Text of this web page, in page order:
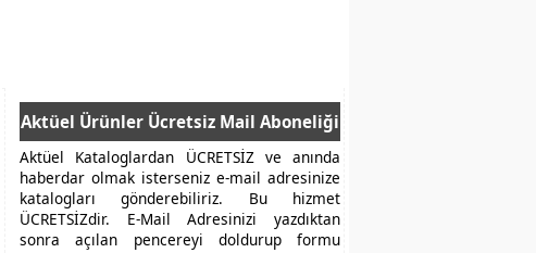
Aktüel Ürünler Ücretsiz Mail Aboneliği
Aktüel Kataloglardan ÜCRETSİZ ve anında
haberdar olmak isterseniz e-mail adresinize
katalogları gönderebiliriz. Bu hizmet
ÜCRETSİZdir. E-Mail Adresinizi yazdıktan
sonra açılan pencereyi doldurup formu